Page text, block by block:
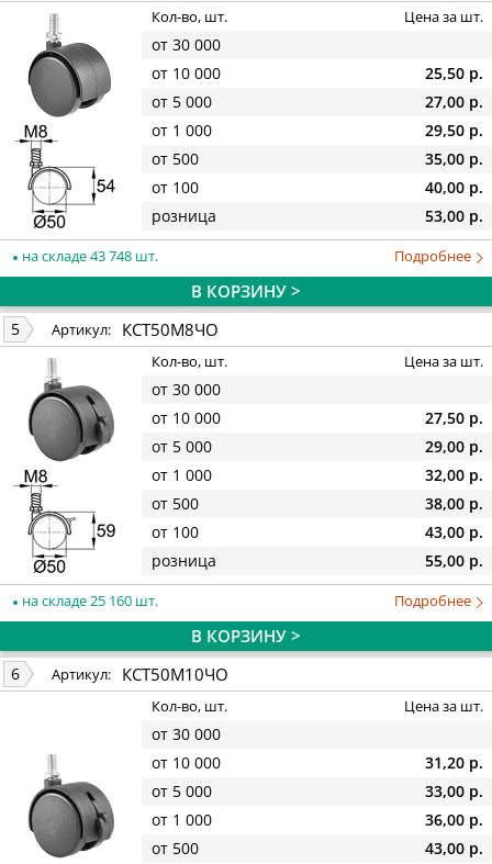
Кол-во, шт. Цена за шт.
от 30 000
от 10 000
25,50 р.
от 5 000
27,00 р.
от 1 000
29,50 р.
от 500
35,00 р.
от 100
40,00 р.
розница
53,00 р.
на складе 43 748 шт. Подробнее
В КОРЗИНУ >
5 Артикул: КСТ50М8ЧО
Кол-во, шт. Цена за шт.
от 30 000
от 10 000
27,50 р.
от 5 000
29,00 р.
от 1 000
32,00 р.
от 500
38,00 р.
от 100
43,00 р.
розница
55,00 р.
на складе 25 160 шт. Подробнее
В КОРЗИНУ >
6 Артикул: КСТ50М10ЧО
Кол-во, шт. Цена за шт.
от 30 000
от 10 000
31,20 р.
от 5 000
33,00 р.
от 1 000
36,00 р.
от 500
43,00 р.